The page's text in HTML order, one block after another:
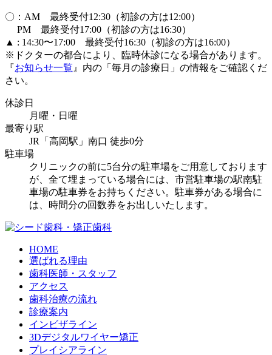
〇：AM 最終受付12:30（初診の方は12:00）
PM 最終受付17:00（初診の方は16:30）
▲ : 14:30〜17:00 最終受付16:30（初診の方は16:00）
※ドクターの都合により、臨時休診になる場合があります。
『お知らせ一覧 』内の「毎月の診療日」の情報をご確認くだ
さい。
休診日
月曜・日曜
最寄り駅
JR「高岡駅」南口 徒歩0分
駐車場
クリニックの前に5台分の駐車場をご用意しております
が、全て埋まっている場合には、市営駐車場の駅南駐
車場の駐車券をお持ちください。駐車券がある場合に
は、時間分の回数券をお出しいたします。
HOME
選ばれる理由
歯科医師・スタッフ
アクセス
歯科治療の流れ
診療案内
インビザライン
3Dデジタルワイヤー矯正
プレイシアライン